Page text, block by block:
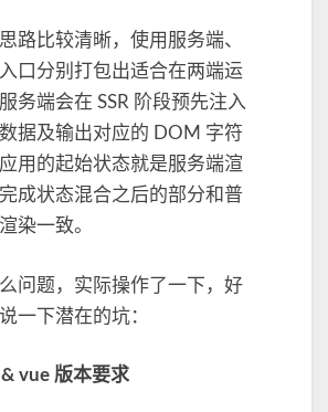
路比较清晰，使用服务端、
口分别打包出适合在两端运
务端会在 SSR 阶段预先注入
据及输出对应的 DOM 字符
用的起始状态就是服务端渲
成状态混合之后的部分和普
染一致。
问题，实际操作了一下，好
一下潜在的坑：
vue 版本要求